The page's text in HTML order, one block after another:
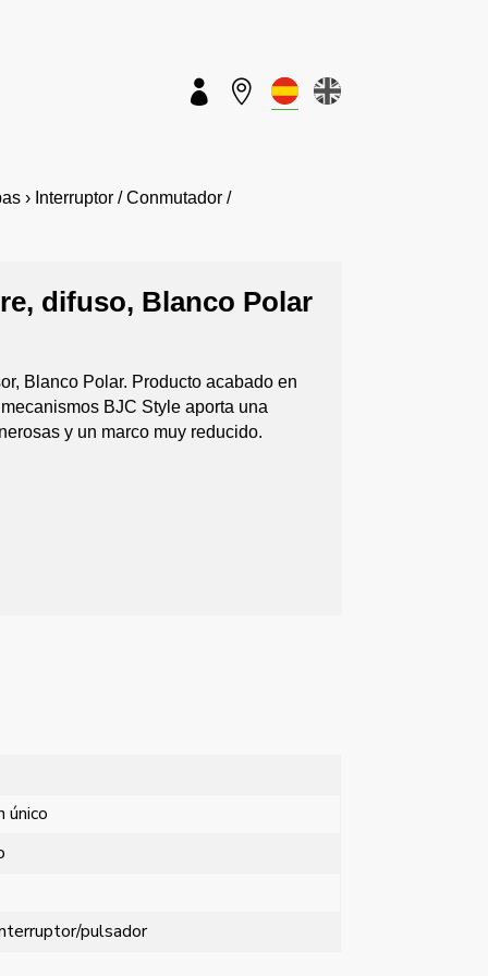
 
› Interruptor / Conmutador /
difuso, Blanco Polar
Blanco Polar. Producto acabado en
BJC Style aporta una
y un marco muy reducido.
único
pulsador